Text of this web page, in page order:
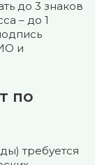
до 3 знаков
– до 1
и
по
требуется